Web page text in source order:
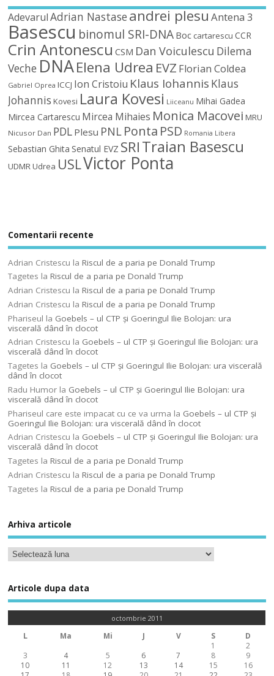
Adevarul Adrian Nastaseandrei plesuAntena 3
Basescu binomul SRI-DNA Boc cartarescu CCR
Crin Antonescu CSM Dan Voiculescu Dilema
Veche DNAElena Udrea EVZ Florian Coldea
Gabriel Oprea ICCJ Ion Cristoiu Klaus Iohannis Klaus
Johannis Kovesi Laura Kovesi Liiceanu Mihai Gadea
Mircea Cartarescu Mircea Mihaies Monica Macovei MRU
Nicusor Dan PDL Plesu PNL Ponta PSD Romania Libera
Sebastian Ghita Senatul EVZ SRITraian Basescu
UDMRUdrea USLVictor Ponta
Comentarii recente
Adrian Cristescu laRiscul de a paria pe Donald Trump
Tagetes laRiscul de a paria pe Donald Trump
Adrian Cristescu laRiscul de a paria pe Donald Trump
Adrian Cristescu laRiscul de a paria pe Donald Trump
Phariseul la Goebels – ul CTP şi Goeringul Ilie Bolojan: ura
viscerală dând în clocot
Adrian Cristescu la Goebels – ul CTP şi Goeringul Ilie Bolojan: ura
viscerală dând în clocot
Tagetes la Goebels – ul CTP şi Goeringul Ilie Bolojan: ura viscerală
dând în clocot
Radu Humor la Goebels – ul CTP şi Goeringul Ilie Bolojan: ura
viscerală dând în clocot
Phariseul care este impacat cu ce va urma la Goebels – ul CTP şi
Goeringul Ilie Bolojan: ura viscerală dând în clocot
Adrian Cristescu la Goebels – ul CTP şi Goeringul Ilie Bolojan: ura
viscerală dând în clocot
Tagetes laRiscul de a paria pe Donald Trump
Adrian Cristescu laRiscul de a paria pe Donald Trump
Tagetes laRiscul de a paria pe Donald Trump
Arhiva articole
Articole dupa data
octombrie 2011
L Ma Mi J V S
D
1
2
3
4 5 6 7 8
9
10
11 12 13 14 15
16